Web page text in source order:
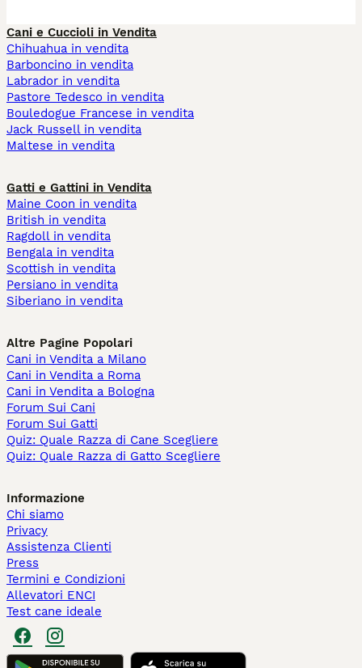
Cani e Cuccioli in Vendita
Chihuahua in vendita
Barboncino in vendita
Labrador in vendita
Pastore Tedesco in vendita
Bouledogue Francese in vendita
Jack Russell in vendita
Maltese in vendita
Gatti e Gattini in Vendita
Maine Coon in vendita
British in vendita
Ragdoll in vendita
Bengala in vendita
Scottish in vendita
Persiano in vendita
Siberiano in vendita
Altre Pagine Popolari
Cani in Vendita a Milano
Cani in Vendita a Roma
Cani in Vendita a Bologna
Forum Sui Cani
Forum Sui Gatti
Quiz: Quale Razza di Cane Scegliere
Quiz: Quale Razza di Gatto Scegliere
Informazione
Chi siamo
Privacy
Assistenza Clienti
Press
Termini e Condizioni
Allevatori ENCI
Test cane ideale